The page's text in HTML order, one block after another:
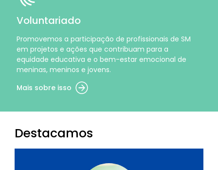
Voluntariado
Promovemos a participação de profissionais de SM
em projetos e ações que contribuam para a
equidade educativa e o bem-estar emocional de
meninas, meninos e jovens.
Mais sobre isso
Destacamos